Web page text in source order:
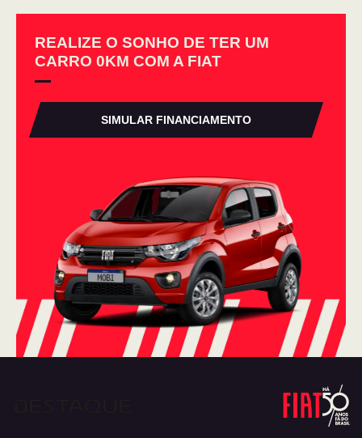
REALIZE O SONHO DE TER UM
CARRO 0KM COM A FIAT
SIMULAR FINANCIAMENTO